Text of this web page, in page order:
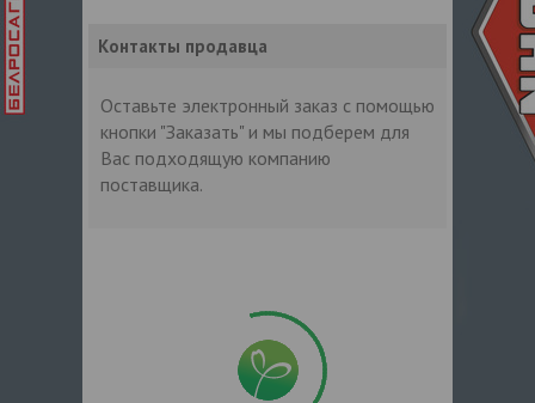
Контакты продавца
Оставьте электронный заказ с помощью
кнопки "Заказать" и мы подберем для
Вас подходящую компанию
поставщика.